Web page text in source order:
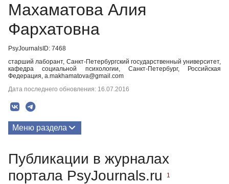
Махаматова Алия
Фархатовна
PsyJournalsID: 7468
старший лаборант, Санкт-Петербургский государственный университет,
кафедра социальной психологии, Санкт-Петербург, Российская
Федерация, a.makhamatova@gmail.com
Дата последнего обновления: 16.07.2016
Меню раздела
Публикации в журналах
портала PsyJournals.ru
1